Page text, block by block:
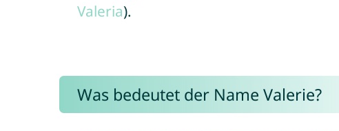
Valeria).
Was bedeutet der Name Valerie?